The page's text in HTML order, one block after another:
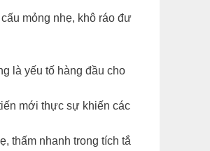
mỏng nhẹ, khô ráo đư
là yếu tố hàng đầu cho
mới thực sự khiến các
thấm nhanh trong tích tắ